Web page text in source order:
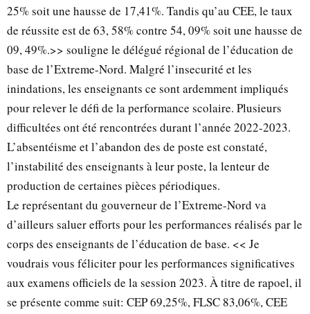
25% soit une hausse de 17,41%. Tandis qu’au CEE, le taux
de réussite est de 63, 58% contre 54, 09% soit une hausse de
09, 49%.>> souligne le délégué régional de l’éducation de
base de l’Extreme-Nord. Malgré l’insecurité et les
inindations, les enseignants ce sont ardemment impliqués
pour relever le défi de la performance scolaire. Plusieurs
difficultées ont été rencontrées durant l’année 2022-2023.
L’absentéisme et l’abandon des de poste est constaté,
l’instabilité des enseignants à leur poste, la lenteur de
production de certaines pièces périodiques.
Le représentant du gouverneur de l’Extreme-Nord va
d’ailleurs saluer efforts pour les performances réalisés par le
corps des enseignants de l’éducation de base. << Je
voudrais vous féliciter pour les performances significatives
aux examens officiels de la session 2023. À titre de rapoel, il
se présente comme suit: CEP 69,25%, FLSC 83,06%, CEE